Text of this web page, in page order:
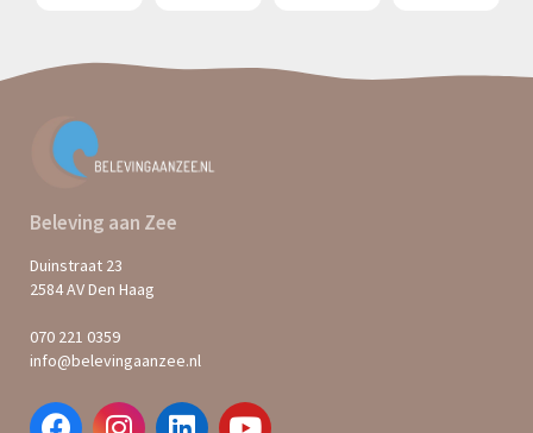
Beleving aan Zee
Duinstraat 23
2584 AV Den Haag
070 221 0359
info@belevingaanzee.nl